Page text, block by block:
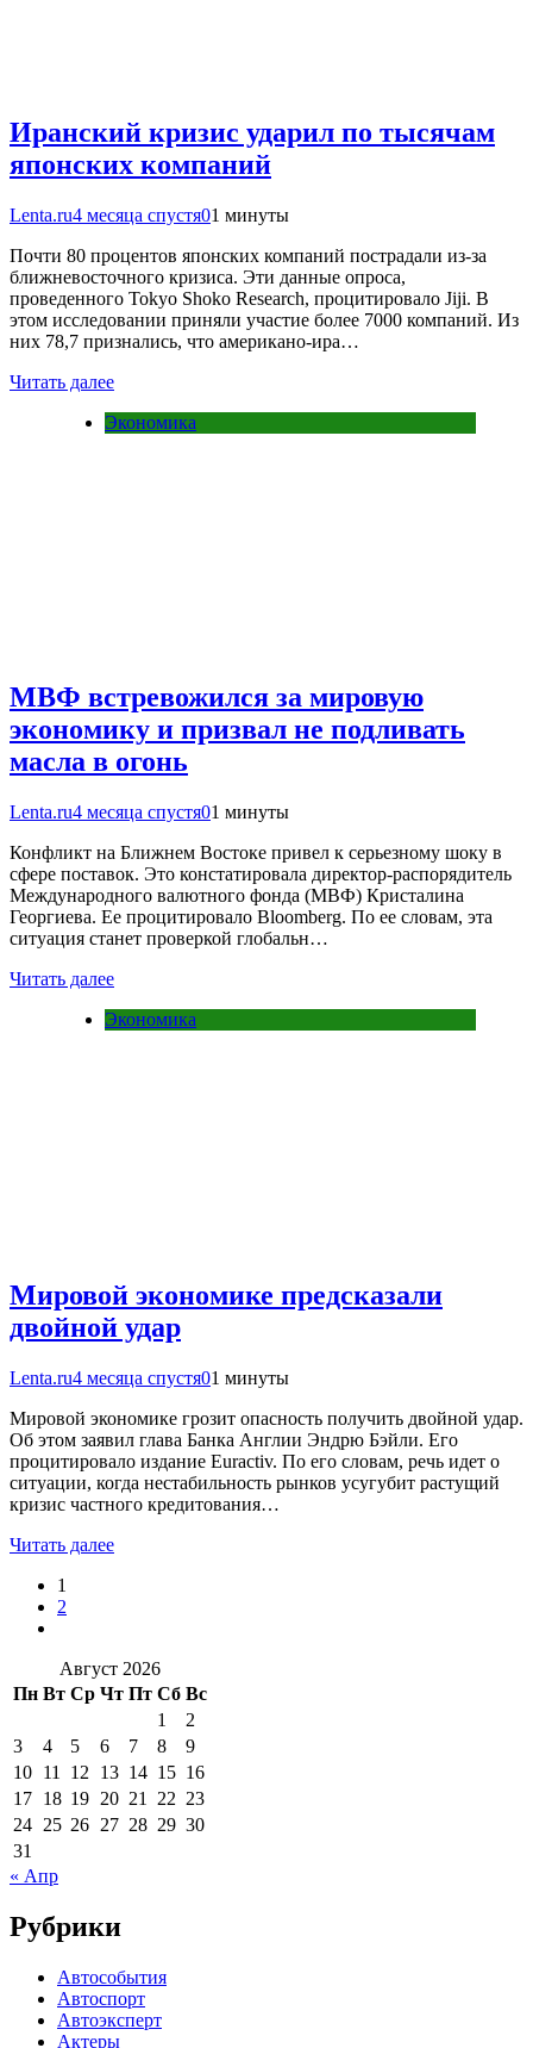
Иранский кризис ударил по тысячам
японских компаний
Lenta.ru4 месяца спустя01 минуты
Почти 80 процентов японских компаний пострадали из-за
ближневосточного кризиса. Эти данные опроса,
проведенного Tokyo Shoko Research, процитировало Jiji. В
этом исследовании приняли участие более 7000 компаний. Из
них 78,7 признались, что американо-ира…
Читать далее
Экономика
МВФ встревожился за мировую
экономику и призвал не подливать
масла в огонь
Lenta.ru4 месяца спустя01 минуты
Конфликт на Ближнем Востоке привел к серьезному шоку в
сфере поставок. Это констатировала директор-распорядитель
Международного валютного фонда (МВФ) Кристалина
Георгиева. Ее процитировало Bloomberg. По ее словам, эта
ситуация станет проверкой глобальн…
Читать далее
Экономика
Мировой экономике предсказали
двойной удар
Lenta.ru4 месяца спустя01 минуты
Мировой экономике грозит опасность получить двойной удар.
Об этом заявил глава Банка Англии Эндрю Бэйли. Его
процитировало издание Euractiv. По его словам, речь идет о
ситуации, когда нестабильность рынков усугубит растущий
кризис частного кредитования…
Читать далее
1
2
Август 2026
Пн Вт Ср Чт Пт Сб Вс
1
2
3
4 5 6 7 8
9
10 11 12 13 14 15 16
17 18 19 20 21 22 23
24 25 26 27 28 29 30
31
« Апр
Рубрики
Автособытия
Автоспорт
Автоэксперт
Актеры